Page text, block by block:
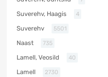
Suverehv, Haagis 4
Suverehv 5501
Naast 735
Lamell, Veosild 40
Lamell 2730